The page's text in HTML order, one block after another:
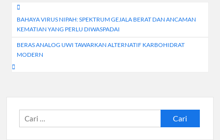
Navigasi
pos
BAHAYA VIRUS NIPAH: SPEKTRUM GEJALA BERAT DAN ANCAMAN
KEMATIAN YANG PERLU DIWASPADAI
BERAS ANALOG UWI TAWARKAN ALTERNATIF KARBOHIDRAT
MODERN
Cari
untuk: